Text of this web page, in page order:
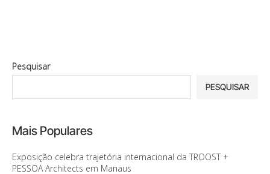
Pesquisar
PESQUISAR
Mais Populares
Exposição celebra trajetória internacional da TROOST +
PESSOA Architects em Manaus